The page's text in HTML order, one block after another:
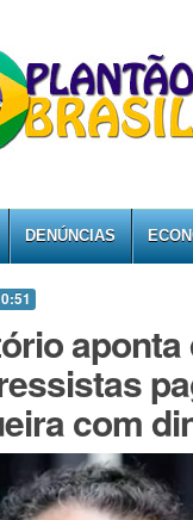
DENÚNCIAS
com